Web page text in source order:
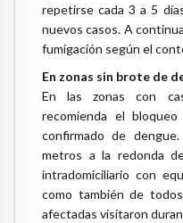
repetirse cada 3 a 5
nuevos casos. A
fumigación según el
En zonas sin brote de
En las zonas con
recomienda el
confirmado de
metros a la redonda
intradomiciliario con
como también de
afectadas visitaron